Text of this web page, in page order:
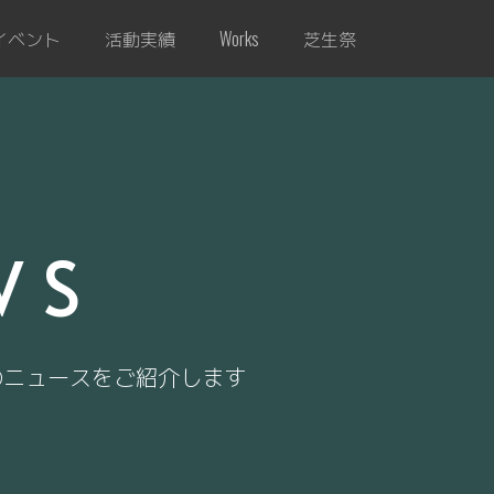
ベント 活動実績 Works 芝生祭
ュースをご紹介します